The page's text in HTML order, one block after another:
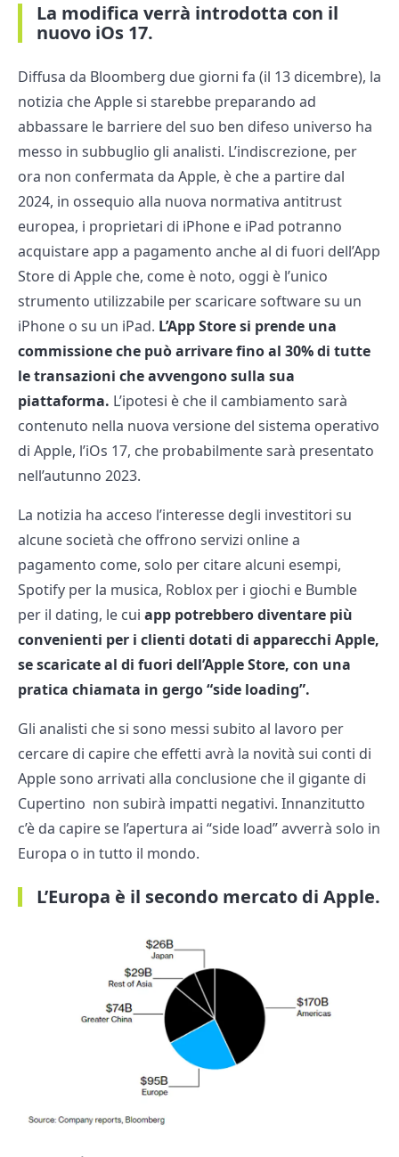
La modifica verrà introdotta con il
nuovo iOs 17.
Diffusa da Bloomberg due giorni fa (il 13 dicembre), la
notizia che Apple si starebbe preparando ad
abbassare le barriere del suo ben difeso universo ha
messo in subbuglio gli analisti. L’indiscrezione, per
ora non confermata da Apple, è che a partire dal
2024, in ossequio alla nuova normativa antitrust
europea, i proprietari di iPhone e iPad potranno
acquistare app a pagamento anche al di fuori dell’App
Store di Apple che, come è noto, oggi è l’unico
strumento utilizzabile per scaricare software su un
iPhone o su un iPad. L’App Store si prende una
commissione che può arrivare fino al 30% di tutte
le transazioni che avvengono sulla sua
piattaforma. L’ipotesi è che il cambiamento sarà
contenuto nella nuova versione del sistema operativo
di Apple, l’iOs 17, che probabilmente sarà presentato
nell’autunno 2023.
La notizia ha acceso l’interesse degli investitori su
alcune società che offrono servizi online a
pagamento come, solo per citare alcuni esempi,
Spotify per la musica, Roblox per i giochi e Bumble
per il dating, le cui app potrebbero diventare più
convenienti per i clienti dotati di apparecchi Apple,
se scaricate al di fuori dell’Apple Store, con una
pratica chiamata in gergo “side loading”.
Gli analisti che si sono messi subito al lavoro per
cercare di capire che effetti avrà la novità sui conti di
Apple sono arrivati alla conclusione che il gigante di
Cupertino non subirà impatti negativi. Innanzitutto
c’è da capire se l’apertura ai “side load” avverrà solo in
Europa o in tutto il mondo.
L’Europa è il secondo mercato di Apple.